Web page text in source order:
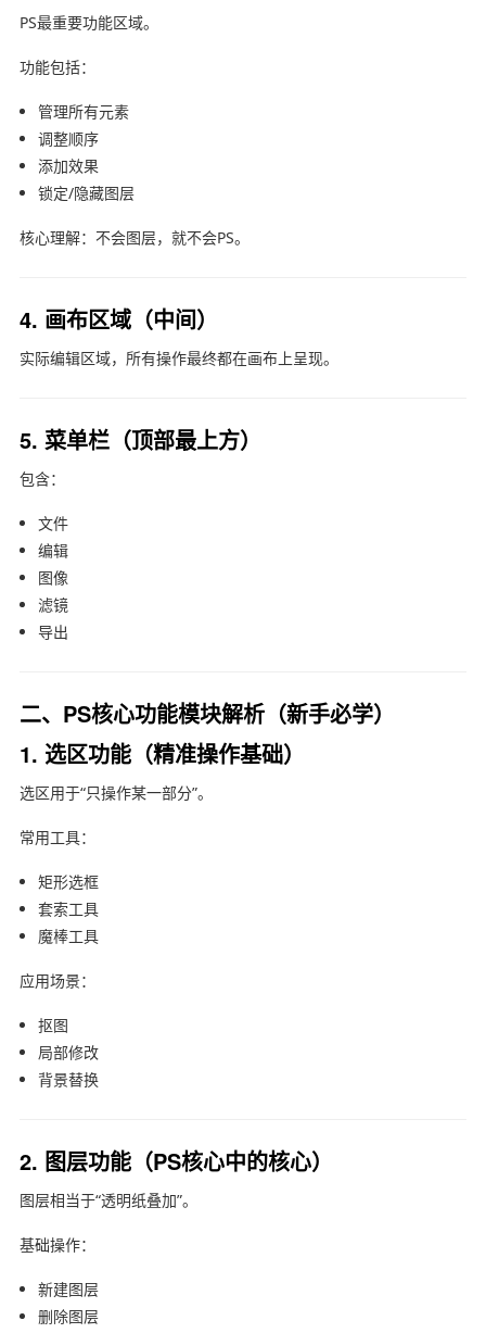
PS最重要功能区域。
功能包括：
管理所有元素
调整顺序
添加效果
锁定/隐藏图层
核心理解：不会图层，就不会PS。
4. 画布区域（中间）
实际编辑区域，所有操作最终都在画布上呈现。
5. 菜单栏（顶部最上方）
包含：
文件
编辑
图像
滤镜
导出
二、PS核心功能模块解析（新手必学）
1. 选区功能（精准操作基础）
选区用于“只操作某一部分”。
常用工具：
矩形选框
套索工具
魔棒工具
应用场景：
抠图
局部修改
背景替换
2. 图层功能（PS核心中的核心）
图层相当于“透明纸叠加”。
基础操作：
新建图层
删除图层